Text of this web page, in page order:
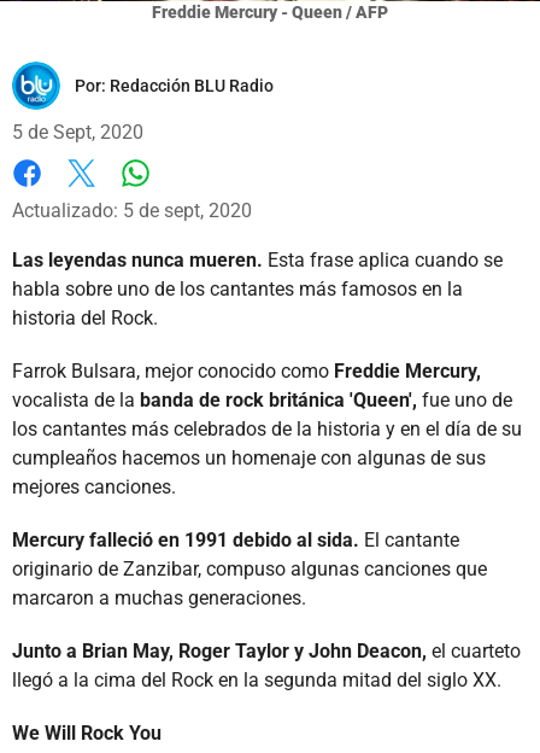
Freddie Mercury - Queen / AFP
Por: Redacción BLU Radio
5 de Sept, 2020
Facebook
X
Actualizado: 5 de sept, 2020
Las leyendas nunca mueren. Esta frase aplica cuando se
habla sobre uno de los cantantes más famosos en la
historia del Rock.
Farrok Bulsara, mejor conocido como Freddie Mercury,
vocalista de la banda de rock británica 'Queen', fue uno de
los cantantes más celebrados de la historia y en el día de su
cumpleaños hacemos un homenaje con algunas de sus
mejores canciones.
Mercury falleció en 1991 debido al sida. El cantante
originario de Zanzibar, compuso algunas canciones que
marcaron a muchas generaciones.
Junto a Brian May, Roger Taylor y John Deacon, el cuarteto
llegó a la cima del Rock en la segunda mitad del siglo XX.
We Will Rock You